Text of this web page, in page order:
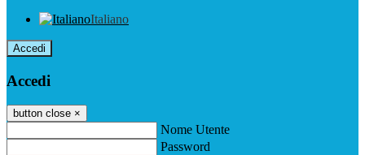
Italiano
Accedi
Accedi
button close ×
Nome Utente
Password